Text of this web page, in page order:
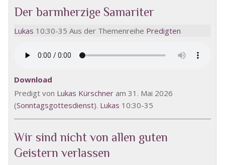
Der barmherzige Samariter
Lukas 10:30-35 Aus der Themenreihe Predigten
Download
Predigt von Lukas Kürschner am 31. Mai 2026
(Sonntagsgottesdienst). Lukas 10:30-35
Wir sind nicht von allen guten
Geistern verlassen